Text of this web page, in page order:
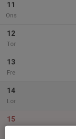
11
Ons
12
Tor
13
Fre
14
Lör
15